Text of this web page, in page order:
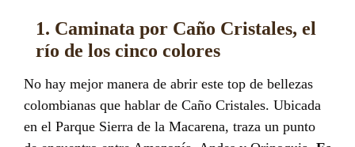
1. Caminata por Caño Cristales, el
río de los cinco colores
No hay mejor manera de abrir este top de bellezas
colombianas que hablar de Caño Cristales. Ubicada
en el Parque Sierra de la Macarena, traza un punto